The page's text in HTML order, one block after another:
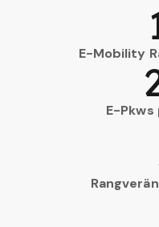
E-Mobility
E-